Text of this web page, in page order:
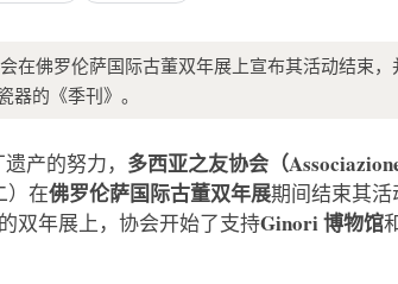
在佛罗伦萨国际古董双年展上宣布其活动结束，
的《季刊》。
产的努力， 多西亚之友协会（
）在佛罗伦萨国际古董双年展期间结束其活
双年展上，协会开始了支持Ginori 博物馆